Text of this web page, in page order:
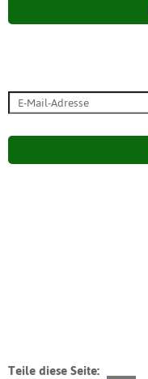
Teile diese Seite: